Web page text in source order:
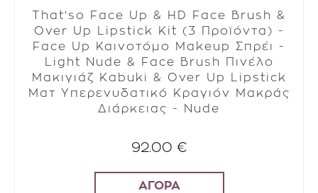
That'so Face Up & HD Face Brush &
Over Up Lipstick Kit (3 Προϊόντα) -
Face Up Καινοτόμο Makeup Σπρέι -
Light Nude & Face Brush Πινέλο
Μακιγιάζ Kabuki & Over Up Lipstick
Ματ Υπερενυδατικό Κραγιόν Μακράς
Διάρκειας - Nude
92.00 €
ΑΓΟΡΑ